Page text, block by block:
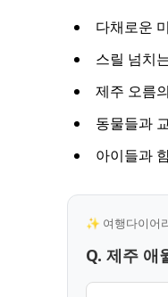
다채로운
스릴 넘치
제주 오름
동물들과
아이들과
✨ 여행다이어
Q. 제주 애